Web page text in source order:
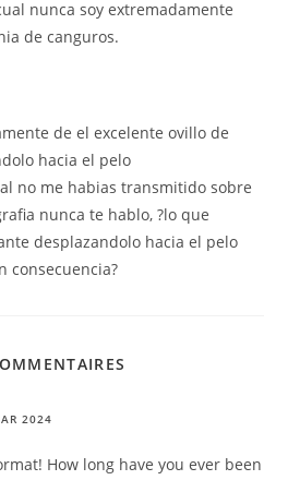
nunca soy extremadamente
de canguros.
de el excelente ovillo de
hacia el pelo
no me habias transmitido sobre
nunca te hablo, ?lo que
desplazandolo hacia el pelo
consecuencia?
2024
How long have you ever been